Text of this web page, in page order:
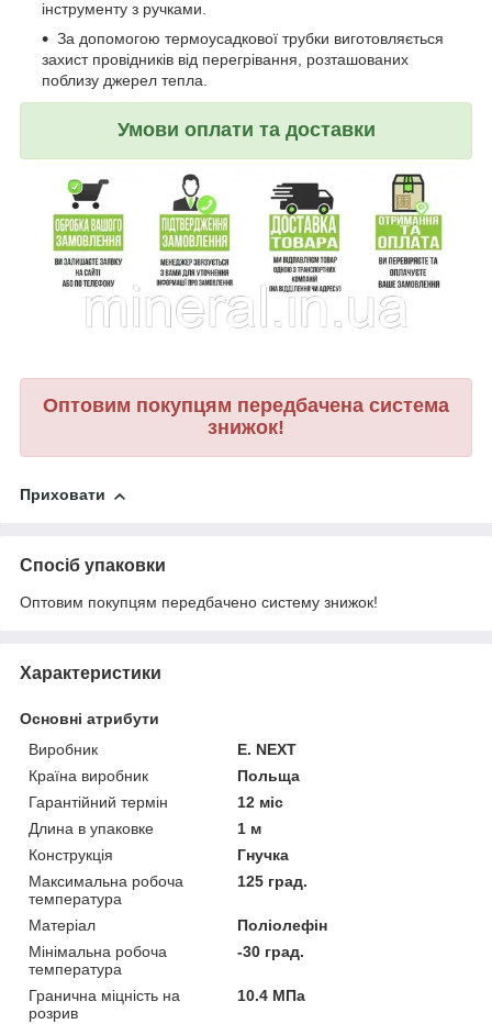
інструменту з ручками.
За допомогою термоусадкової трубки виготовляється
захист провідників від перегрівання, розташованих
поблизу джерел тепла.
Умови оплати та доставки
Оптовим покупцям передбачена система
знижок!
Приховати
Спосіб упаковки
Оптовим покупцям передбачено систему знижок!
Характеристики
Основні атрибути
Виробник
E. NEXT
Країна виробник
Польща
Гарантійний термін
12 міс
Длина в упаковке
1 м
Конструкція
Гнучка
Максимальна робоча
температура
125 град.
Матеріал
Поліолефін
Мінімальна робоча
температура
-30 град.
Гранична міцність на
розрив
10.4 МПа